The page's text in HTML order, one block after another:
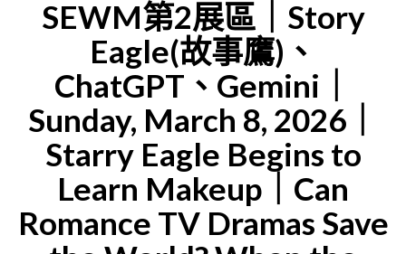
2
2026-
03-
13(1/2)"
辦
公
室
執
行
助
理
改
SEWM第2展區｜Story
Eagle(故事鷹)、
ChatGPT、Gemini｜
Sunday, March 8, 2026｜
Starry Eagle Begins to
Learn Makeup｜Can
Romance TV Dramas Save